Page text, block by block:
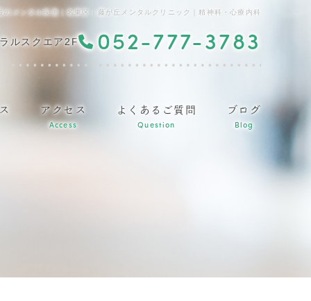
のメンタル疾患｜名東区｜藤が丘メンタルクリニック｜精神科・心療内科
ルスクエア2F 052-777-3783
アクセス
Access
よくあるご質問
Question
ブログ
Blog